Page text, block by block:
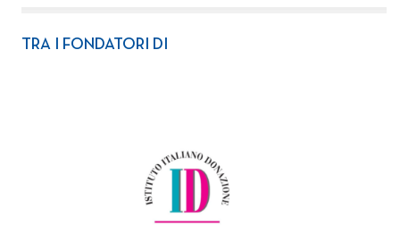
TRA I FONDATORI DI